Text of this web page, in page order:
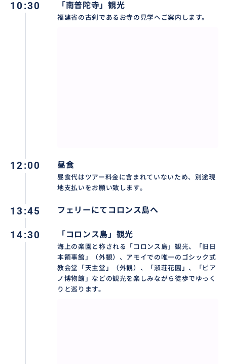
10:30 「南普陀寺」観光
福建省の古刹であるお寺の見学へご案内します。
12:00 昼食
昼食代はツアー料金に含まれていないため、別途現
地支払いをお願い致します。
13:45 フェリーにてコロンス島へ
14:30 「コロンス島」観光
海上の楽園と称される「コロンス島」観光、「旧日
本領事館」（外観）、アモイでの唯一のゴシック式
教会堂「天主堂」（外観）、「淑荘花園」、「ピア
ノ博物館」などの観光を楽しみながら徒歩でゆっく
りと巡ります。